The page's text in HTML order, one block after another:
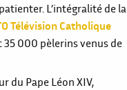
L’intégralité de la
Télévision Catholique
35 000 pèlerins venus de
du Pape Léon XIV,